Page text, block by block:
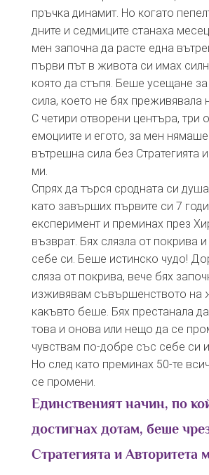
пръчка динамит. Но когато
дните и седмиците станаха
мен започна да расте една
първи път в живота си имах
която да стъпя. Беше усещане
сила, което не бях преживявала
С четири отворени центъра, три
емоциите и егото, за мен
вътрешна сила без Стратегията
ми.
Спрях да търся сродната си
като завърших първите си 7
експеримент и преминах през
възврат. Бях слязла от покрива
себе си. Беше истинско чудо!
сляза от покрива, вече бях
изживявам съвършенството на
какъвто беше. Бях престанала
това и онова или нещо да се
чувствам по-добре със себе си
Но след като преминах 50-те
се промени.
Единственият начин, по
достигнах дотам, беше
Стратегията и Авторитета